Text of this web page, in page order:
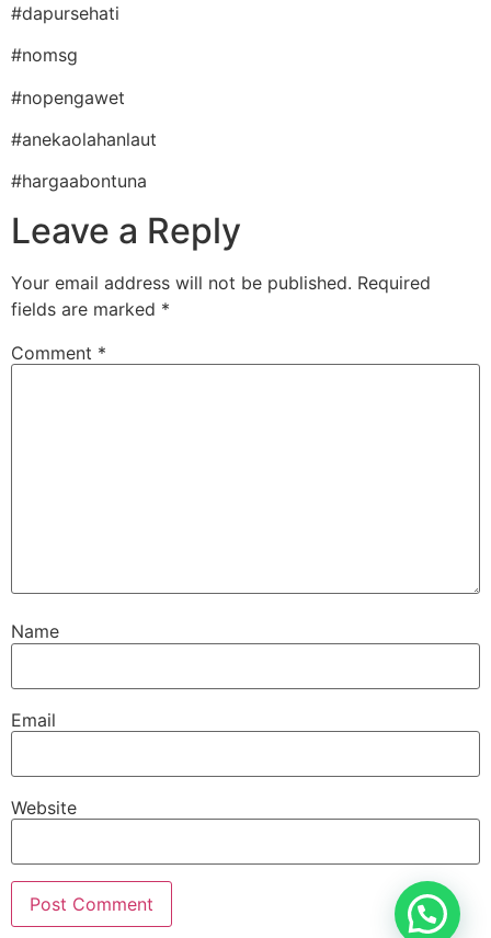
#dapursehati
#nomsg
#nopengawet
#anekaolahanlaut
#hargaabontuna
Leave a Reply
Your email address will not be published. Required
fields are marked *
Comment *
Name
Email
Website